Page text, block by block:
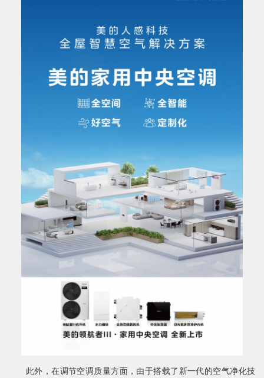
此外，在调节空调质量方面，由于搭载了新一代的空气净化技